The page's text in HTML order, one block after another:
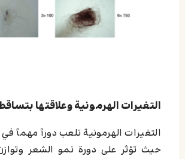
التغيرات الهرمونية وعلاقتها
التغيرات الهرمونية تلعب دوراً مهماً
حيث تؤثر على دورة نمو الشعر